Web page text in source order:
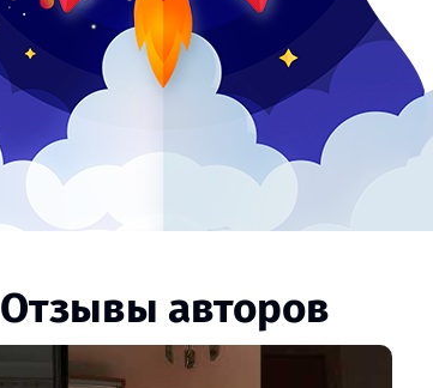
Отзывы авторов